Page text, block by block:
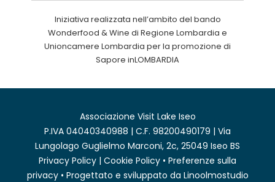
Iniziativa realizzata nell’ambito del bando
Wonderfood & Wine di Regione Lombardia e
Unioncamere Lombardia per la promozione di
Sapore inLOMBARDIA
Associazione Visit Lake Iseo
P.IVA 04040340988 | C.F. 98200490179 | Via
Lungolago Guglielmo Marconi, 2c, 25049 Iseo BS
Privacy Policy | Cookie Policy • Preferenze sulla
privacy• Progettato e sviluppato da Linoolmostudio